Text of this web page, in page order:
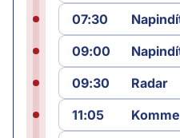
07:30
09:00
09:30
Radar
11:05